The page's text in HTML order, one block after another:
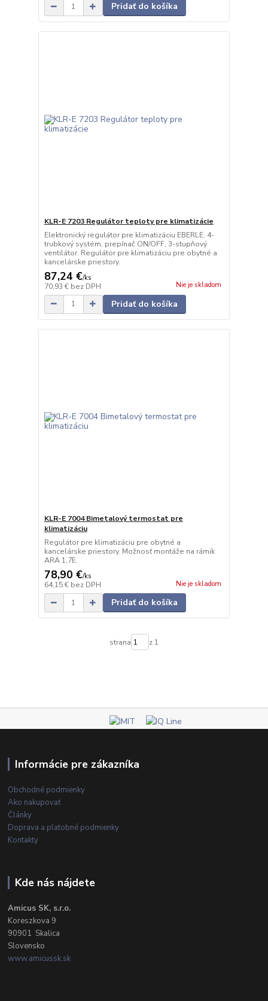
Pridať do košíka
KLR-E 7203 Regulátor teploty pre klimatizácie
Elektronický regulátor pre klimatizáciu EBERLE. 4-
trubkový systém, prepínač ON/OFF, 3-stupňový
ventilátor. Regulátor pre klimatizáciu pre obytné a
kancelárske priestory.
87,24 €/ks
70,93 € bez DPH Nie je skladom
Pridať do košíka
KLR-E 7004 Bimetalový termostat pre
klimatizáciu
Regulátor pre klimatizáciu pre obytné a
kancelárske priestory. Možnosť montáže na rámik
ARA 1,7E.
78,90 €/ks
64,15 € bez DPH Nie je skladom
Pridať do košíka
strana z 1
Informácie pre zákazníka
Obchodné podmienky
Ako nakupovať
Články
Doprava a platobné podmienky
Kontakty
Kde nás nájdete
Amicus SK, s.r.o.
Koreszkova 9
90901 Skalica
Slovensko
www.amicussk.sk